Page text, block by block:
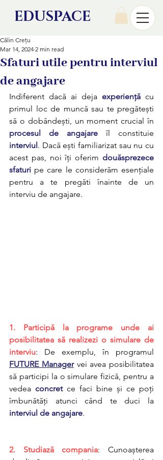
EDUSPACE
Sfaturi utile pentru interviul
de angajare
Călin Crețu
Mar 14, 2024 2 min read
Indiferent dacă ai deja experiență cu
primul loc de muncă sau te pregătești
procesul de angajare
interviul . Dacă ești familiarizat sau nu cu
acest pas, noi îți oferim douăsprezece
sfaturi pe care le considerăm esențiale
pentru a te pregăti înainte de un
interviu de angajare.
1. Participă la programe unde ai
posibilitatea să realizezi o simulare de
interviu
FUTURE Manager vei avea posibilitatea
să participi la o simulare fizică, pentru a
vedea concret ce faci bine și ce poți
interviul de angajare.
2. Studiază compania: Cunoașterea